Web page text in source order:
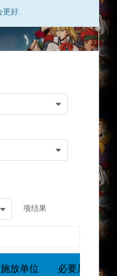
更好.
项结果
施放单位 必要属性值